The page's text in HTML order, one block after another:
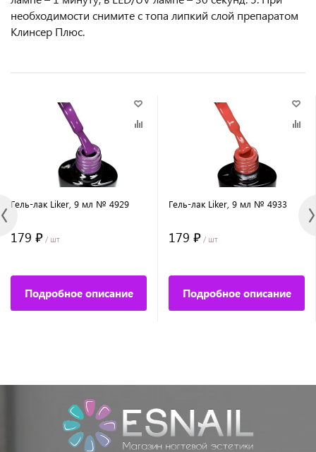
необходимости снимите с топа липкий слой препаратом
Клинсер Плюс.
Гель-лак Liker, 9 мл № 4929
179 ₽ / шт
Подробное описание
Гель-лак Liker, 9 мл № 4933
179 ₽ / шт
Подробное описание